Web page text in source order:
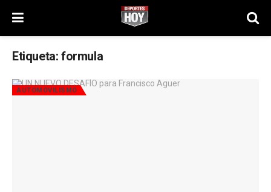
Etiqueta: formula
AUTOMOVILISMO